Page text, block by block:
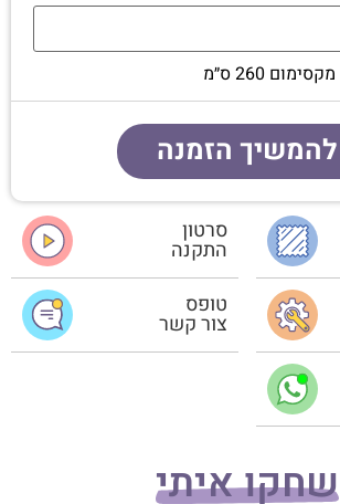
להמשיך הזמנה
סרטון
התקנה
טופס
צור קשר
שחקו איתי